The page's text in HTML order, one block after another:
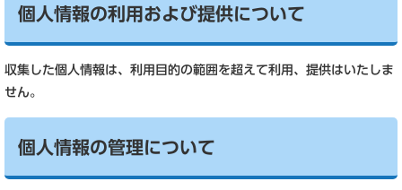
個人情報の利用および提供について
収集した個人情報は、利用目的の範囲を超えて利用、提供はいたしま
せん。
個人情報の管理について